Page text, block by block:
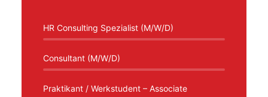
HR Consulting Spezialist (M/W/D)
Consultant (M/W/D)
Praktikant / Werkstudent – Associate